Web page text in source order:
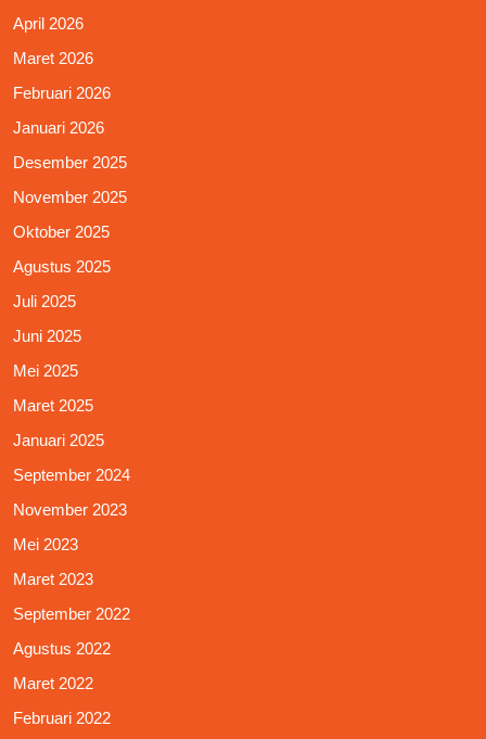
April 2026
Maret 2026
Februari 2026
Januari 2026
Desember 2025
November 2025
Oktober 2025
Agustus 2025
Juli 2025
Juni 2025
Mei 2025
Maret 2025
Januari 2025
September 2024
November 2023
Mei 2023
Maret 2023
September 2022
Agustus 2022
Maret 2022
Februari 2022